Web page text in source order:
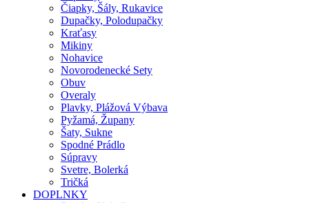
Čiapky, Šály, Rukavice
Dupačky, Polodupačky
Kraťasy
Mikiny
Nohavice
Novorodenecké Sety
Obuv
Overaly
Plavky, Plážová Výbava
Pyžamá, Župany
Šaty, Sukne
Spodné Prádlo
Súpravy
Svetre, Bolerká
Tričká
DOPLNKY